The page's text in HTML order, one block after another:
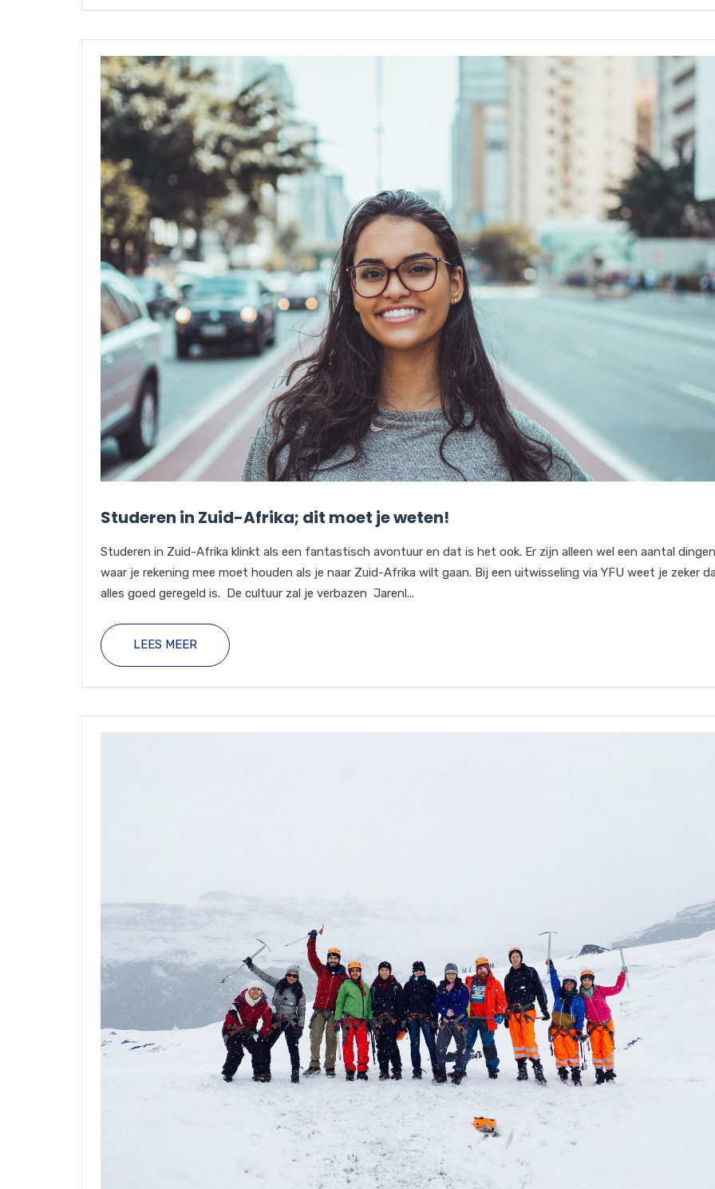
Studeren in Zuid-Afrika; dit moet je weten!
Studeren in Zuid-Afrika klinkt als een fantastisch avontuur en dat is het ook. Er zijn alleen wel een aantal dingen
waar je rekening mee moet houden als je naar Zuid-Afrika wilt gaan. Bij een uitwisseling via YFU weet je zeker
alles goed geregeld is. De cultuur zal je verbazen Jarenl...
LEES MEER